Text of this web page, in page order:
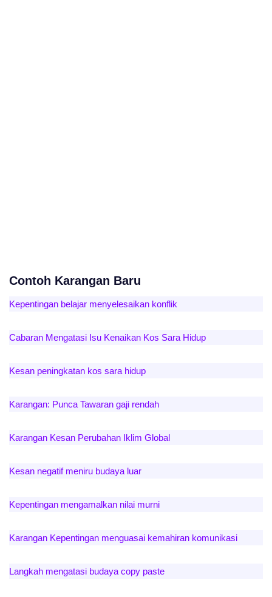
Contoh Karangan Baru
Kepentingan belajar menyelesaikan konflik
Cabaran Mengatasi Isu Kenaikan Kos Sara Hidup
Kesan peningkatan kos sara hidup
Karangan: Punca Tawaran gaji rendah
Karangan Kesan Perubahan Iklim Global
Kesan negatif meniru budaya luar
Kepentingan mengamalkan nilai murni
Karangan Kepentingan menguasai kemahiran komunikasi
Langkah mengatasi budaya copy paste